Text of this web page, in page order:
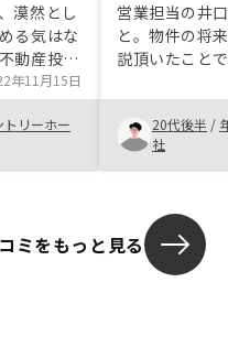
漠然とし
る気はな
動産投資
の代わり
られる等
。
年11月15日
トリーホー
営業担当の井
と。物件の将
説頂いたこと
その他購入特
め、友人に自
20代後半 /
社
ミをもっと見る